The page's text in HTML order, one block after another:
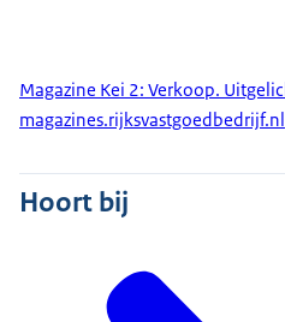
Magazine Kei 2: Verkoop.
magazines.rijksvastgoedbedrijf.nl
Hoort bij